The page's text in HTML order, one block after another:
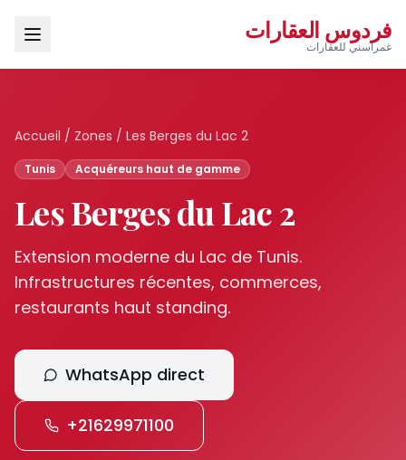
فردوس العقارات
غمراسني للعقارات
Accueil / Zones / Les Berges du Lac 2
Tunis Acquéreurs haut de gamme
Les Berges du Lac 2
Extension moderne du Lac de Tunis.
Infrastructures récentes, commerces,
restaurants haut standing.
WhatsApp direct
+21629971100